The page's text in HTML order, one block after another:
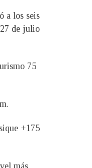
a los seis
27 de julio
75
+175
más